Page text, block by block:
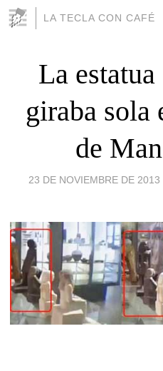
LA TECLA CON CAFÉ
La
giraba sola
de
23 DE NOVIEMBRE DE